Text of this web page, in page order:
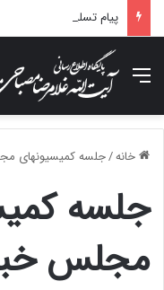
منو
خانه/جلسه کمیسیونهای
جلسه
مجلس